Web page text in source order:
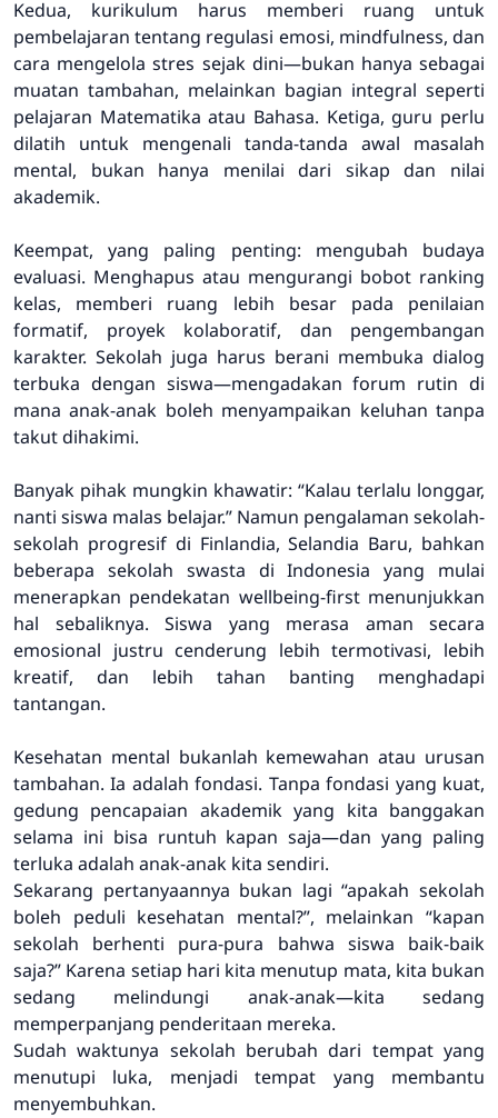
Kedua, kurikulum harus memberi ruang untuk
pembelajaran tentang regulasi emosi, mindfulness, dan
cara mengelola stres sejak dini—bukan hanya sebagai
muatan tambahan, melainkan bagian integral seperti
pelajaran Matematika atau Bahasa. Ketiga, guru perlu
dilatih untuk mengenali tanda-tanda awal masalah
mental, bukan hanya menilai dari sikap dan nilai
akademik.
Keempat, yang paling penting: mengubah budaya
evaluasi. Menghapus atau mengurangi bobot ranking
kelas, memberi ruang lebih besar pada penilaian
formatif, proyek kolaboratif, dan pengembangan
karakter. Sekolah juga harus berani membuka dialog
terbuka dengan siswa—mengadakan forum rutin di
mana anak-anak boleh menyampaikan keluhan tanpa
takut dihakimi.
Banyak pihak mungkin khawatir: “Kalau terlalu longgar,
nanti siswa malas belajar.” Namun pengalaman sekolah-
sekolah progresif di Finlandia, Selandia Baru, bahkan
beberapa sekolah swasta di Indonesia yang mulai
menerapkan pendekatan wellbeing-first menunjukkan
hal sebaliknya. Siswa yang merasa aman secara
emosional justru cenderung lebih termotivasi, lebih
kreatif, dan lebih tahan banting menghadapi
tantangan.
Kesehatan mental bukanlah kemewahan atau urusan
tambahan. Ia adalah fondasi. Tanpa fondasi yang kuat,
gedung pencapaian akademik yang kita banggakan
selama ini bisa runtuh kapan saja—dan yang paling
terluka adalah anak-anak kita sendiri.
Sekarang pertanyaannya bukan lagi “apakah sekolah
boleh peduli kesehatan mental?”, melainkan “kapan
sekolah berhenti pura-pura bahwa siswa baik-baik
saja?” Karena setiap hari kita menutup mata, kita bukan
sedang melindungi anak-anak—kita sedang
memperpanjang penderitaan mereka.
Sudah waktunya sekolah berubah dari tempat yang
menutupi luka, menjadi tempat yang membantu
menyembuhkan.